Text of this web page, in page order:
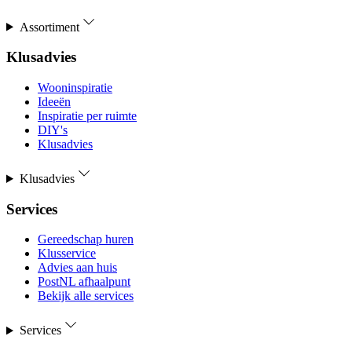
Assortiment
Klusadvies
Wooninspiratie
Ideeën
Inspiratie per ruimte
DIY's
Klusadvies
Klusadvies
Services
Gereedschap huren
Klusservice
Advies aan huis
PostNL afhaalpunt
Bekijk alle services
Services